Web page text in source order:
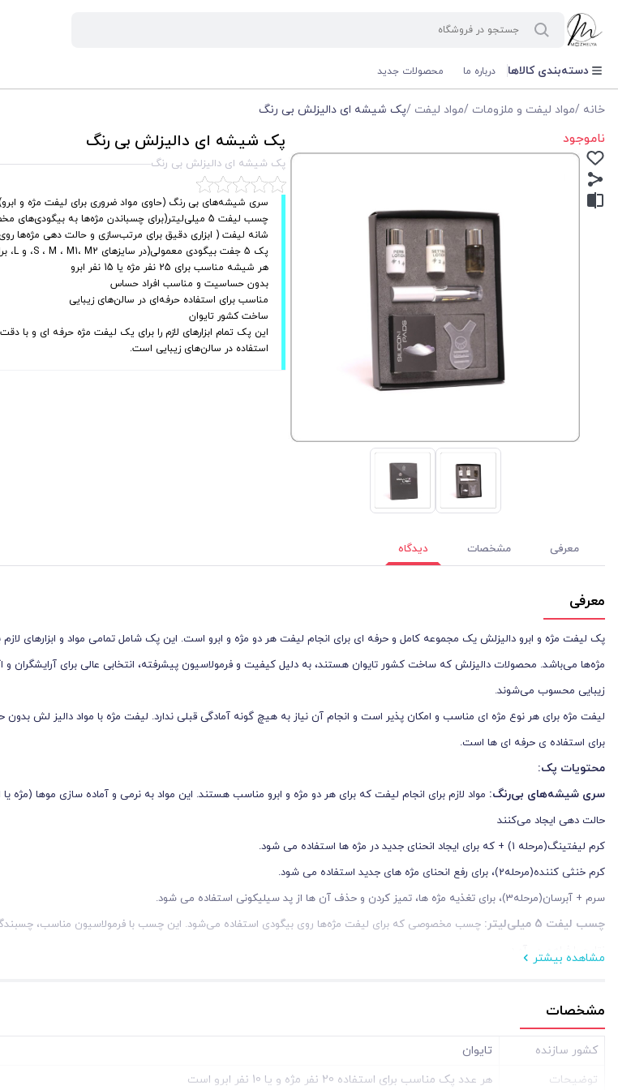
دسته‌بندی کالاها درباره ما محصولات جدید
خانه /مواد لیفت و ملزومات /مواد لیفت /پک شیشه ای دالیزلش بی رنگ
ناموجود پک شیشه ای دالیزلش بی رنگ
پک شیشه ای دالیزلش بی رنگ
سری شیشه‌های بی ‌رنگ (حاوی مواد ضروری برای لیفت مژه و
چسب لیفت 5 میلی‌لیتر(برای چسباندن مژه‌ها به بیگودی‌های مخصوص.)
شانه لیفت ( ابزاری دقیق برای مرتب‌سازی و حالت ‌دهی مژه‌ها
پک 5 جفت بیگودی معمولی(در سایزهای S ، M ، M1، M2، و L، برای انواع مختلف مژه‌ها، از کوتاه تا بلند.)
هر شیشه مناسب برای 25 نفر مژه یا 15 نفر ابرو
بدون حساسیت و مناسب افراد حساس
مناسب برای استفاده حرفه‌ای در سالن‌های زیبایی
ساخت کشور تایوان
این پک تمام ابزارهای لازم را برای یک لیفت مژه حرفه‌ ای و با
استفاده در سالن‌های زیبایی است.
معرفی مشخصات دیدگاه
معرفی
پک لیفت مژه و ابرو دالیزلش یک مجموعه کامل و حرفه ‌ای برای انجام لیفت هر دو مژه و ابرو است. این پک شامل تمامی مواد و ابزارهای لازم
مژه‌ها می‌باشد. محصولات دالیزلش که ساخت کشور تایوان هستند، به دلیل کیفیت و فرمولاسیون پیشرفته، انتخابی عالی برای آرایشگران
زیبایی محسوب می‌شوند.
لیفت مژه برای هر نوع مژه ‌ای مناسب و امکان‌ پذیر است و انجام آن نیاز به هیچ‌ گونه آمادگی قبلی ندارد. لیفت مژه با مواد دالیز لش
برای استفاده ی حرفه ای ها است.
محتویات پک:
سری شیشه‌های بی‌رنگ: مواد لازم برای انجام لیفت که برای هر دو مژه و ابرو مناسب هستند. این مواد به نرمی و آماده‌ سازی موها (مژه
حالت ‌دهی ایجاد می‌کنند
کرم لیفتینگ(مرحله 1) + که برای ایجاد انحنای جدید در مژه ها استفاده می شود.
کرم خنثی کننده(مرحله2)، برای رفع انحنای مژه های جدید استفاده می شود.
سرم + آبرسان(مرحله3)، برای تغذیه مژه ها، تمیز کردن و حذف آن ها از پد سیلیکونی استفاده می شود.
چسب لیفت 5 میلی‌لیتر:
چسب مخصوصی که برای لیفت مژه‌ها روی بیگودی استفاده می‌شود. این چسب با فرمولاسیون مناسب، چسبندگی
نتایج را فراهم می‌آورد.
پک 5 جفت بیگودی معمولی:
کاربرد برای لیفت مژه:
این پک برای ایجاد حالت طبیعی، بلندتر و پرتر در مژه‌ها طراحی شده است. مواد لیفت باعث نرم شدن و حالت ‌دهی مژه‌ها شده و چسب
استفاده از بیگودی‌های مناسب سایز مژه، مژه‌ها را به سمت بالا لیفت می‌کند و نتایجی ماندگار و طبیعی را فراهم می‌آورد.
مشاهده بیشتر
مشخصات
کشور سازنده
تایوان
توضیحات
هر عدد پک مناسب برای استفاده 20 نفر مژه و یا 10 نفر ابرو است